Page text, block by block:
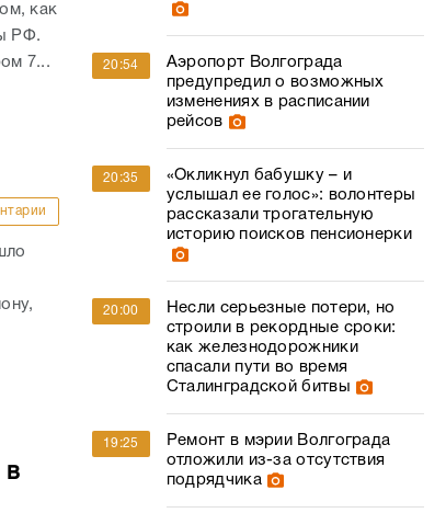
как
РФ.
7...
в
20:54
Аэропорт Волгограда
предупредил о возможных
изменениях в расписании
рейсов
20:35
«Окликнул бабушку – и
услышал ее голос»: волонтеры
рассказали трогательную
историю поисков пенсионерки
20:00
Несли серьезные потери, но
строили в рекордные сроки:
как железнодорожники
спасали пути во время
Сталинградской битвы
19:25
Ремонт в мэрии Волгограда
отложили из-за отсутствия
подрядчика